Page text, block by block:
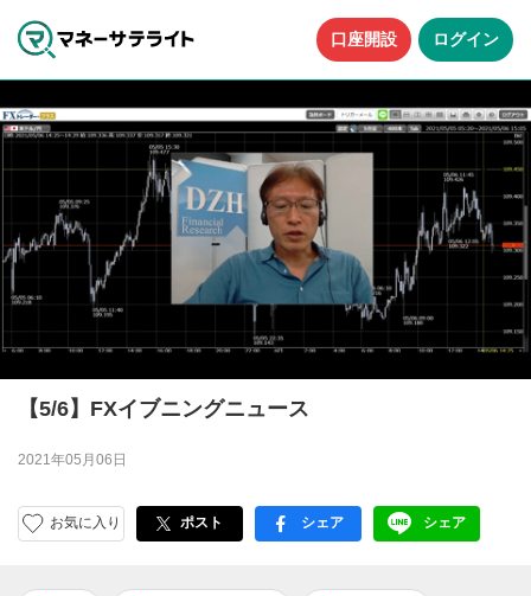
口座開設 ログイン
【5/6】FXイブニングニュース
2021年05月06日
お気に入り ポスト facebook
シェア LINE
シェア